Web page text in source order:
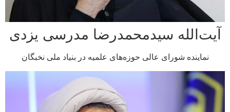
سیدمحمدرضا مدرسی یزدی
شورای عالی حوزه‌های علمیه در بنیاد ملی نخبگان